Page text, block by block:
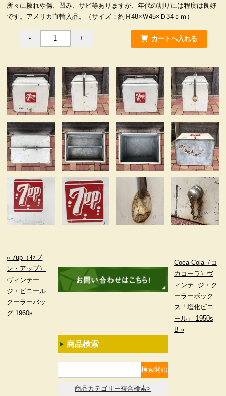
所々に擦れや傷、凹み、サビ等ありますが、年代の割りには程度は良好
です。アメリカ直輸入品。（サイズ：約Ｈ48×Ｗ45×Ｄ34ｃｍ）
« 7up（セブ
ン・アップ）
ヴィンテー
ジ・ビニール
クーラーバッ
グ 1960s
Coca-Cola（コ
カコーラ）ヴ
ィンテ−ジ・ク
ーラーボック
ス「塩化ビニ
ール」 1950s
B »
商品検索
商品カテゴリー複合検索>